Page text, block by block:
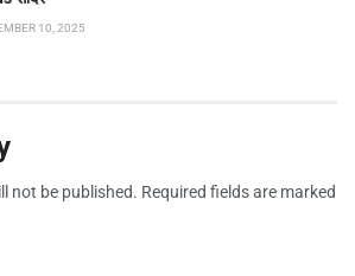
10, 2025
not be published. Required fields are marked